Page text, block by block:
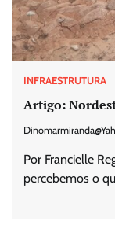
INFRAESTRUTURA
Artigo:
Por Francielle
percebemos o